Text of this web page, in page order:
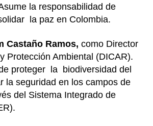
la responsabilidad de
la paz en Colombia.
Castaño Ramos, como Director
Protección Ambiental (DICAR).
proteger la biodiversidad del
la seguridad en los campos de
del Sistema Integrado de